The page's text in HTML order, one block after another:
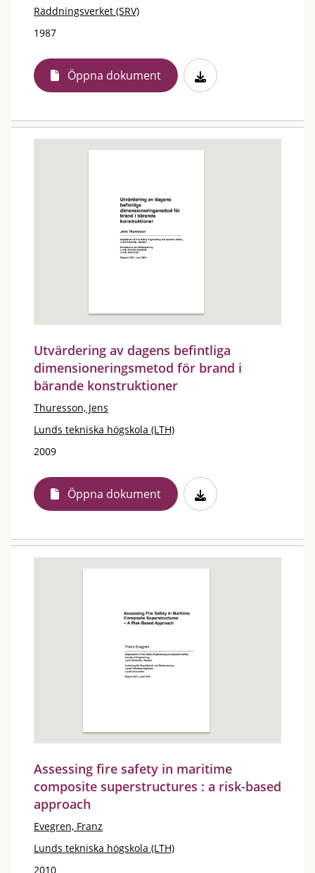
Räddningsverket (SRV)
1987
Öppna dokument
Utvärdering av dagens befintliga
dimensioneringsmetod för brand i
bärande konstruktioner
Thuresson, Jens
Lunds tekniska högskola (LTH)
2009
Öppna dokument
Assessing fire safety in maritime
composite superstructures : a risk-based
approach
Evegren, Franz
Lunds tekniska högskola (LTH)
2010